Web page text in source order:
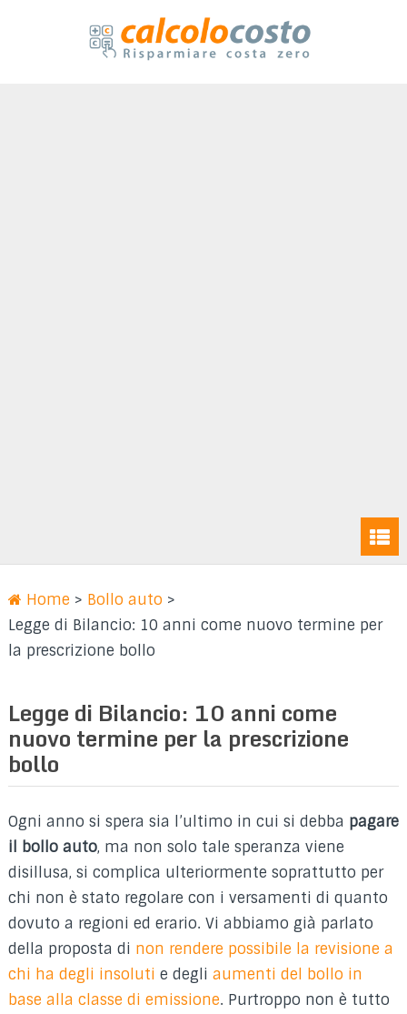
Home > Bollo auto >
Legge di Bilancio: 10 anni come nuovo termine per
la prescrizione bollo
Legge di Bilancio: 10 anni come
nuovo termine per la prescrizione
bollo
Ogni anno si spera sia l’ultimo in cui si debba pagare
il bollo auto, ma non solo tale speranza viene
disillusa, si complica ulteriormente soprattutto per
chi non è stato regolare con i versamenti di quanto
dovuto a regioni ed erario. Vi abbiamo già parlato
della proposta di non rendere possibile la revisione a
chi ha degli insoluti e degli aumenti del bollo in
base alla classe di emissione. Purtroppo non è tutto